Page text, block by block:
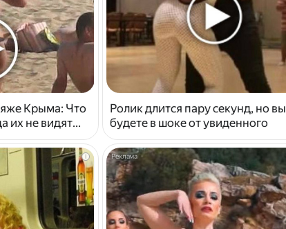
Крыма: Что
их не видят...
Ролик длится пару секунд, но вы
будете в шоке от увиденного
i